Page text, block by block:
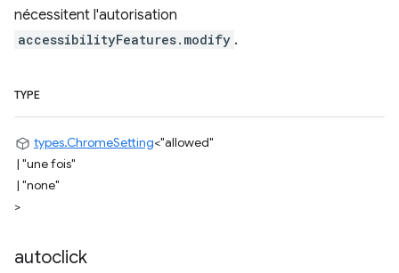
nécessitent l'autorisation
accessibilityFeatures.modify .
TYPE
types.ChromeSetting<"allowed"
| "une fois"
| "none"
>
autoclick